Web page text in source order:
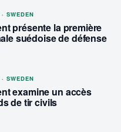
SWEDEN
présente la première
suédoise de défense
SWEDEN
examine un accès
de tir civils